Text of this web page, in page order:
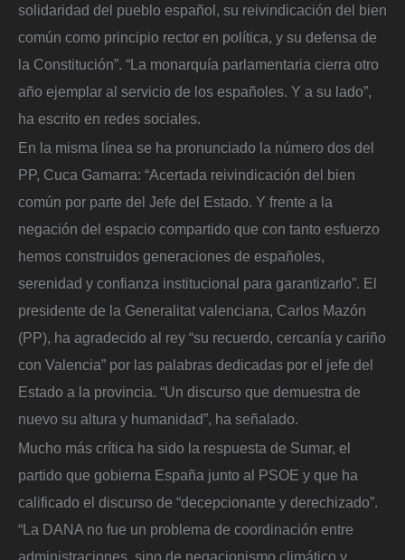
solidaridad del pueblo español, su reivindicación del bien
común como principio rector en política, y su defensa de
la Constitución”. “La monarquía parlamentaria cierra otro
año ejemplar al servicio de los españoles. Y a su lado”,
ha escrito en redes sociales.
En la misma línea se ha pronunciado la número dos del
PP, Cuca Gamarra: “Acertada reivindicación del bien
común por parte del Jefe del Estado. Y frente a la
negación del espacio compartido que con tanto esfuerzo
hemos construidos generaciones de españoles,
serenidad y confianza institucional para garantizarlo”. El
presidente de la Generalitat valenciana, Carlos Mazón
(PP), ha agradecido al rey “su recuerdo, cercanía y cariño
con Valencia” por las palabras dedicadas por el jefe del
Estado a la provincia. “Un discurso que demuestra de
nuevo su altura y humanidad”, ha señalado.
Mucho más crítica ha sido la respuesta de Sumar, el
partido que gobierna España junto al PSOE y que ha
calificado el discurso de “decepcionante y derechizado”.
“La DANA no fue un problema de coordinación entre
administraciones, sino de negacionismo climático y